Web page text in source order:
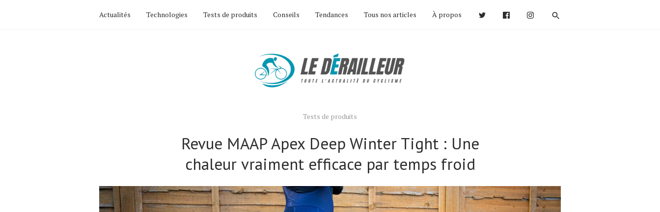
Actualités Technologies Tests de produits Conseils Tendances Tous nos articles À propos
Tests de produits
Revue MAAP Apex Deep Winter Tight : Une
chaleur vraiment efficace par temps froid